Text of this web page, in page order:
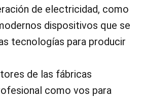
de electricidad, como
dispositivos que se
tecnologías para producir
de las fábricas
como vos para